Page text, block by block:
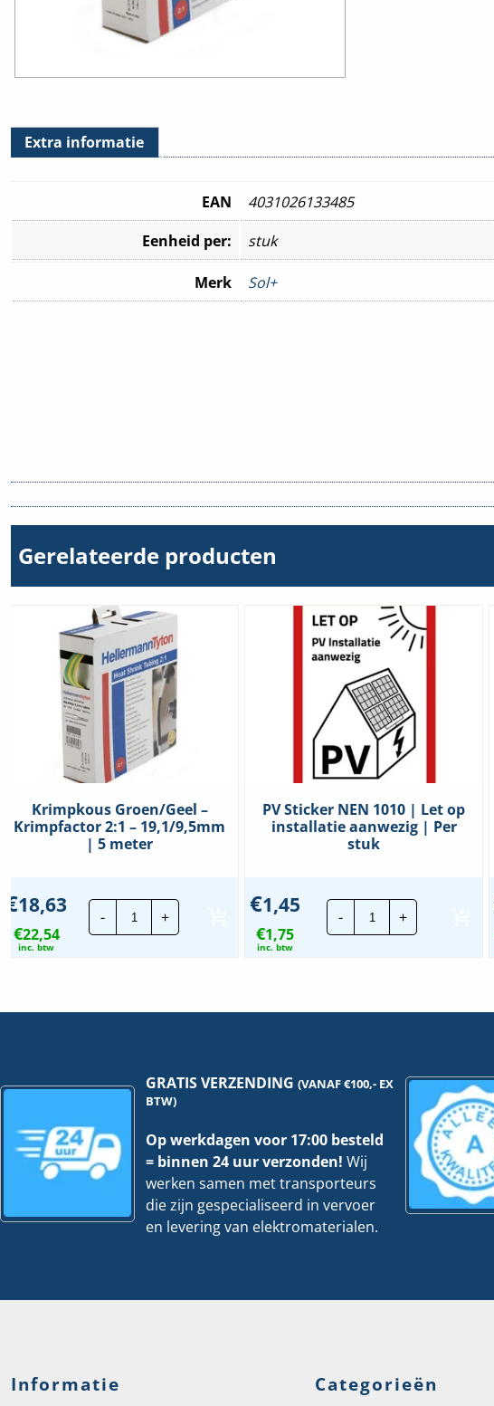
Extra informatie
EAN
4031026133485
Eenheid per:
stuk
Merk Sol+
Gerelateerde producten
Krimpkous Groen/Geel –
Krimpfactor 2:1 – 19,1/9,5mm
| 5 meter
€18,63
€22,54
inc. btw
-
Krimpkous
Groen/Geel
-
+
PV Sticker NEN 1010 | Let op
installatie aanwezig | Per
stuk
€1,45
€1,75
inc. btw
-
PV
Sticker
NEN
hoeveelheid
+
GRATIS VERZENDING(VANAF €100,- EX
BTW)
Op werkdagen voor 17:00 besteld
= binnen 24 uur verzonden! Wij
werken samen met transporteurs
die zijn gespecialiseerd in vervoer
en levering van elektromaterialen.
Informatie Categorieën